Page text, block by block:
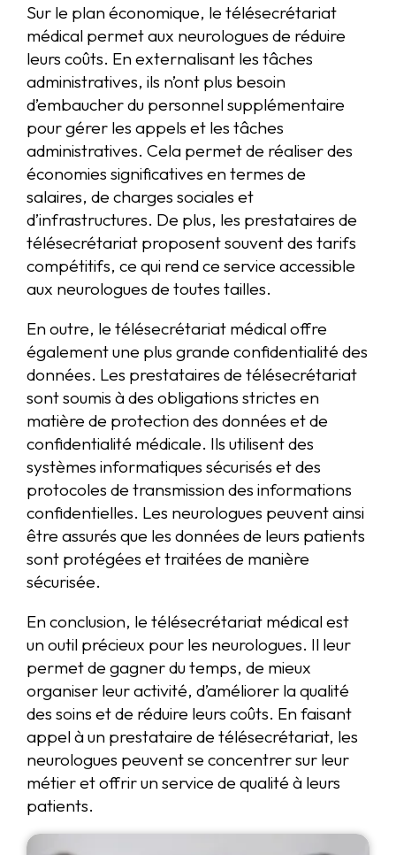
Sur le plan économique, le télésecrétariat
médical permet aux neurologues de réduire
leurs coûts. En externalisant les tâches
administratives, ils n’ont plus besoin
d’embaucher du personnel supplémentaire
pour gérer les appels et les tâches
administratives. Cela permet de réaliser des
économies significatives en termes de
salaires, de charges sociales et
d’infrastructures. De plus, les prestataires de
télésecrétariat proposent souvent des tarifs
compétitifs, ce qui rend ce service accessible
aux neurologues de toutes tailles.
En outre, le télésecrétariat médical offre
également une plus grande confidentialité des
données. Les prestataires de télésecrétariat
sont soumis à des obligations strictes en
matière de protection des données et de
confidentialité médicale. Ils utilisent des
systèmes informatiques sécurisés et des
protocoles de transmission des informations
confidentielles. Les neurologues peuvent ainsi
être assurés que les données de leurs patients
sont protégées et traitées de manière
sécurisée.
En conclusion, le télésecrétariat médical est
un outil précieux pour les neurologues. Il leur
permet de gagner du temps, de mieux
organiser leur activité, d’améliorer la qualité
des soins et de réduire leurs coûts. En faisant
appel à un prestataire de télésecrétariat, les
neurologues peuvent se concentrer sur leur
métier et offrir un service de qualité à leurs
patients.